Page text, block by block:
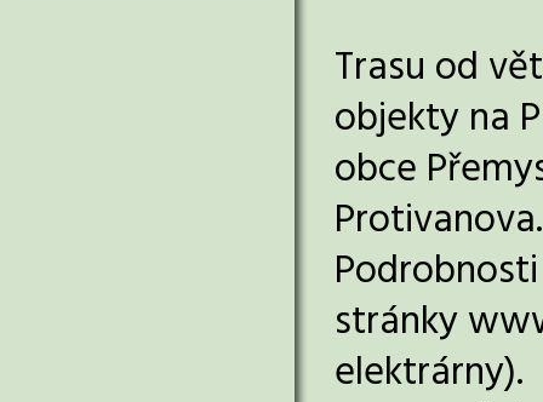
Trasu od
objekty na
obce
Protivanova.
stránky
elektrárny).